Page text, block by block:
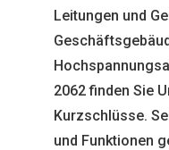
Leitungen und
2062 finden Sie
Kurzschlüsse.
und Funktionen